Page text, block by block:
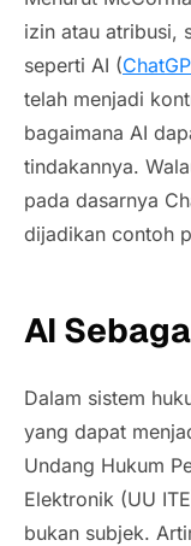
izin atau atribusi,
seperti AI (
telah menjadi
bagaimana AI
tindakannya.
pada dasarnya
dijadikan contoh
AI
Dalam sistem
yang dapat
Undang Hukum
Elektronik (UU
bukan subjek.